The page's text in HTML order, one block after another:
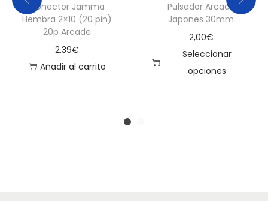
Conector Jamma
Hembra 2×10 (20 pin)
20p Arcade
2,39€
Añadir al carrito
Pulsador Arcade
Japones 30mm
2,00€
Seleccionar
opciones